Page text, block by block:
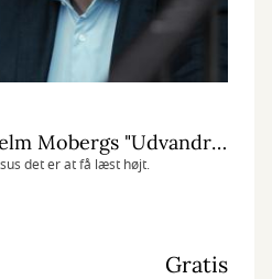
Højtlæsning af Vilhelm Mobergs "Udvandrersaga"
det er at få læst højt.
Gratis